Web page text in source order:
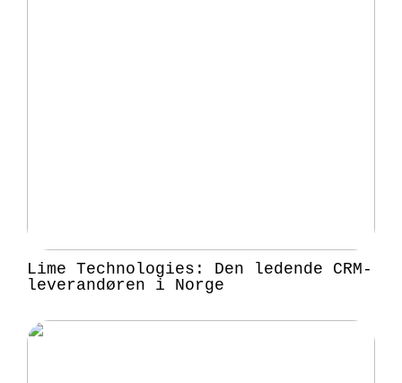
Lime Technologies: Den ledende CRM-
leverandøren i Norge